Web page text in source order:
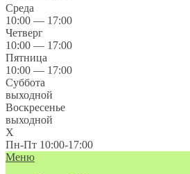
Среда
10:00 — 17:00
Четверг
10:00 — 17:00
Пятница
10:00 — 17:00
Суббота
выходной
Воскресенье
выходной
X
Пн-Пт 10:00-17:00
Меню